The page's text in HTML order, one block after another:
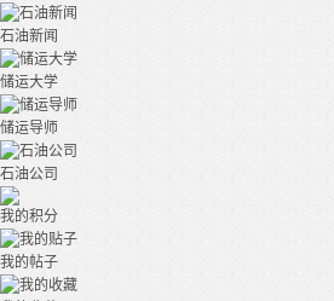
石油新闻
储运大学
储运导师
石油公司
我的积分
我的帖子